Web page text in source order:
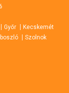
Győr
Kecskemét
Szolnok